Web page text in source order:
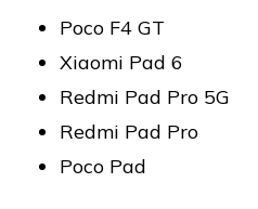
Poco F4 GT
Xiaomi Pad 6
Redmi Pad Pro 5G
Redmi Pad Pro
Poco Pad